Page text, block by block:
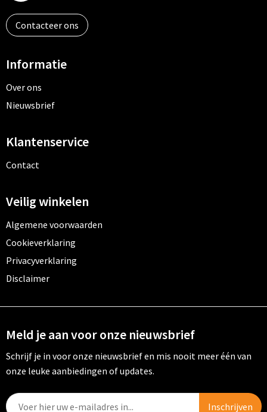
Contacteer ons
Informatie
Over ons
Nieuwsbrief
Klantenservice
Contact
Veilig winkelen
Algemene voorwaarden
Cookieverklaring
Privacyverklaring
Disclaimer
Meld je aan voor onze nieuwsbrief
Schrijf je in voor onze nieuwsbrief en mis nooit meer één van
onze leuke aanbiedingen of updates.